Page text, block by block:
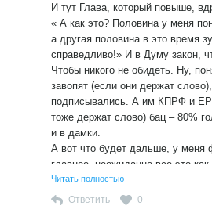
Главное сейчас все спокойно.
И тут Глава, который повыше,
« А как это? Половина у меня
а другая половина в это время
справедливо!» И в Думу закон,
Чтобы никого не обидеть. Ну,
завопят (если они держат
подписывались. А им КПРФ и ЕР
тоже держат слово) бац – 80%
и в дамки.
А вот что будет дальше, у меня
главное, неожиданно все это
после этого опять все будет
постоянно в голове будет
Читать полностью
Ответить 0